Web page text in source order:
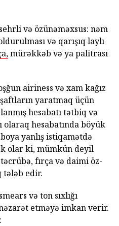
və özünəməxsus: nəm
və qarışıq laylı
mürəkkəb və ya palitrası
airiness və xam kağız
yaratmaq üçün
hesabatı tətbiq və
olaraq hesabatında böyük
yanlış istiqamətdə
olar ki, mümkün deyil
fırça və daimi öz-
tələb edir.
və ton sıxlığı
etməyə imkan verir.